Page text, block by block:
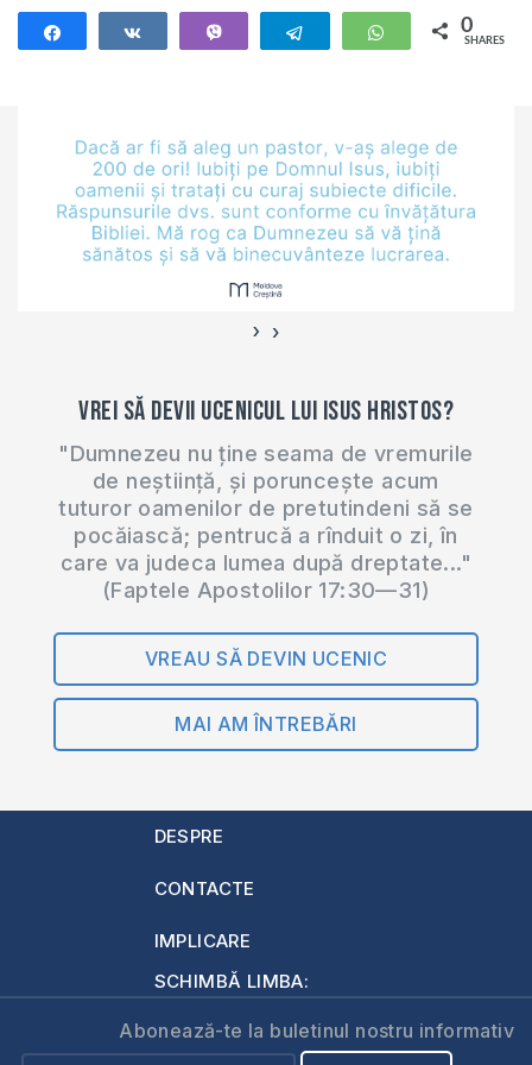
Telegram WhatsApp
0
SHARES
‹ ›
Vrei să devii ucenicul lui Isus Hristos?
"Dumnezeu nu ține seama de vremurile
de neștiință, și poruncește acum
tuturor oamenilor de pretutindeni să se
pocăiască; pentrucă a rînduit o zi, în
care va judeca lumea după dreptate..."
(Faptele Apostolilor 17:30—31)
VREAU SĂ DEVIN UCENIC
MAI AM ÎNTREBĂRI
DESPRE
CONTACTE
IMPLICARE
SCHIMBĂ LIMBA:
Abonează-te la buletinul nostru informativ